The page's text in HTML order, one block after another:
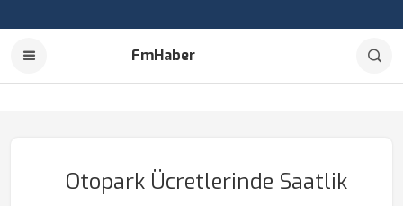
FmHaber
Otopark Ücretlerinde Saatlik